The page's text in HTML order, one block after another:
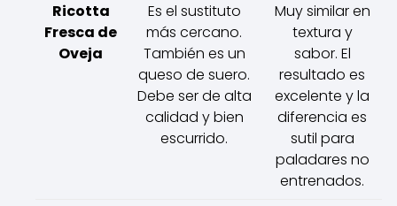
Ricotta
Fresca de
Oveja
Es el sustituto
más cercano.
También es un
queso de suero.
Debe ser de alta
calidad y bien
escurrido.
Muy similar en
textura y
sabor. El
resultado es
excelente y la
diferencia es
sutil para
paladares no
entrenados.